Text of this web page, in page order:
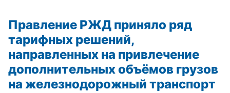
Правление РЖД приняло ряд
тарифных решений,
направленных на привлечение
дополнительных объёмов грузов
на железнодорожный транспорт